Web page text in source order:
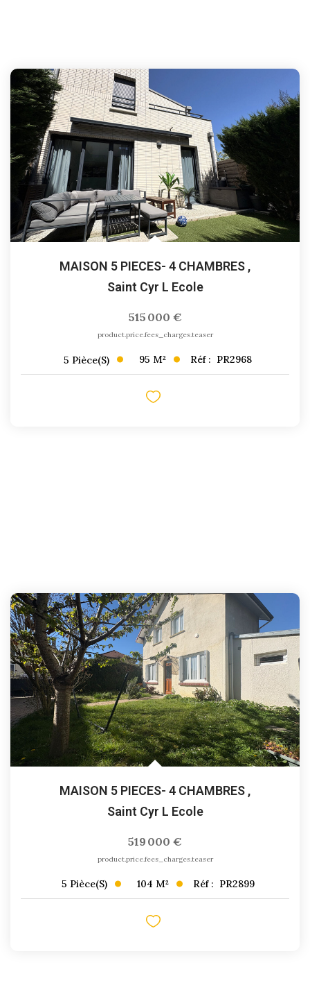
MAISON 5 PIECES- 4 CHAMBRES ,
Saint Cyr L Ecole
515 000 €
product.price.fees_charges.teaser
5 Pièce(s) 95 M² Réf : PR2968
MAISON 5 PIECES- 4 CHAMBRES ,
Saint Cyr L Ecole
519 000 €
product.price.fees_charges.teaser
5 Pièce(s) 104 M² Réf : PR2899